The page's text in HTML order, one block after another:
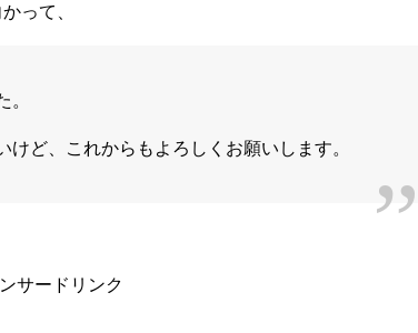
って、
。
ど、これからもよろしくお願いします。
サードリンク